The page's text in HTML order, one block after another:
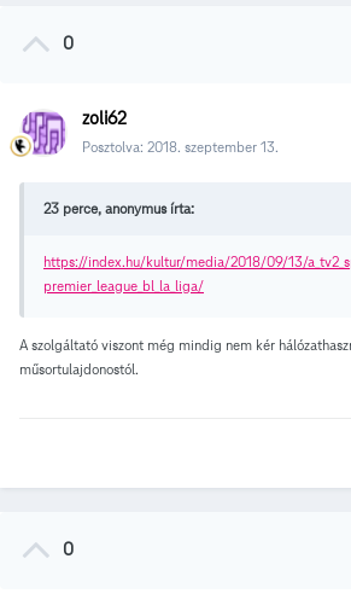
0
zoli62
Posztolva: 2018. szeptember 13.
23 perce, anonymus írta:
https://index.hu/kultur/media/2018/09/13/
premier_league_bl_la_liga/
A szolgáltató viszont még mindig nem kér
műsortulajdonostól.
0